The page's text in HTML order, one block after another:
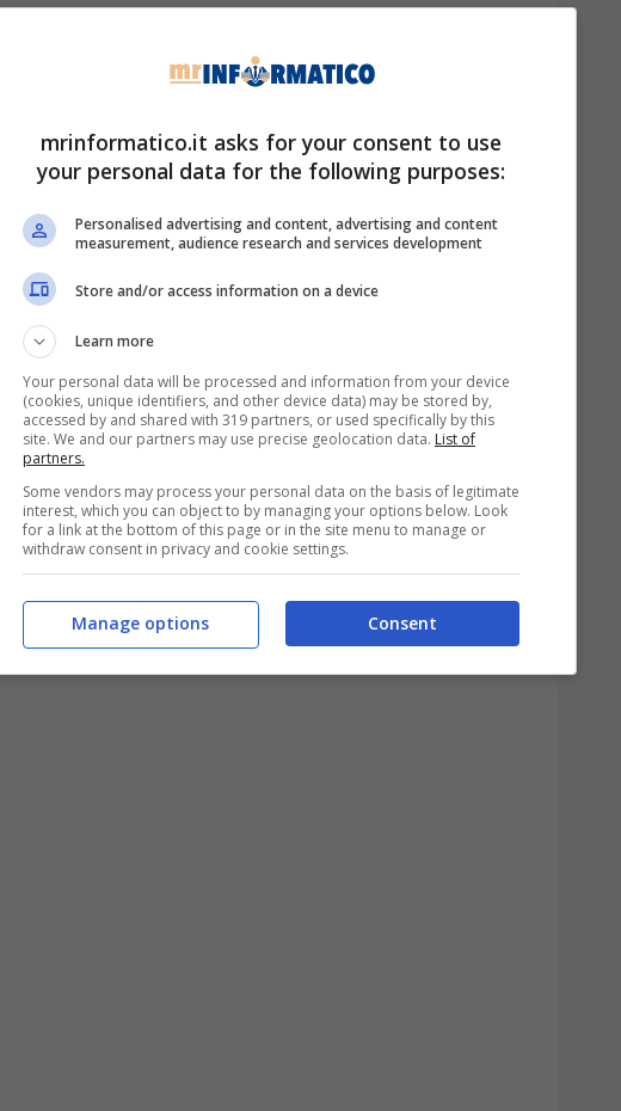
mrinformatico.it asks for your consent to use
your personal data for the following purposes:
Personalised advertising and content, advertising and content
measurement, audience research and services development
Store and/or access information on a device
Learn more
Your personal data will be processed and information from your device
(cookies, unique identifiers, and other device data) may be stored by,
accessed by and shared with 319 partners, or used specifically by this
site. We and our partners may use precise geolocation data. List of
partners.
Some vendors may process your personal data on the basis of legitimate
interest, which you can object to by managing your options below. Look
for a link at the bottom of this page or in the site menu to manage or
withdraw consent in privacy and cookie settings.
Consent
Manage options